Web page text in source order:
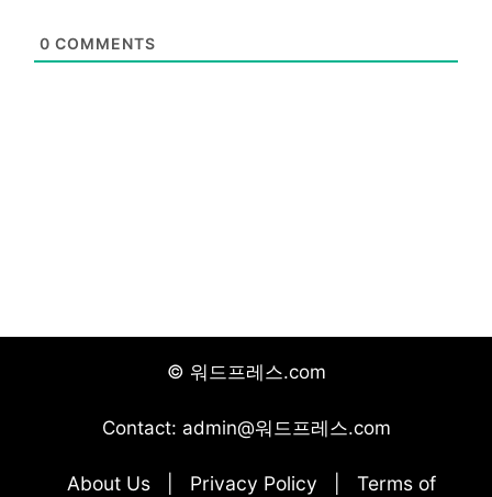
0 COMMENTS
© 워드프레스.com
Contact: admin@워드프레스.com
About Us Privacy Policy Terms of